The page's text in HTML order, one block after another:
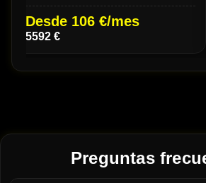
Desde 106 €/mes
5592 €
Preguntas